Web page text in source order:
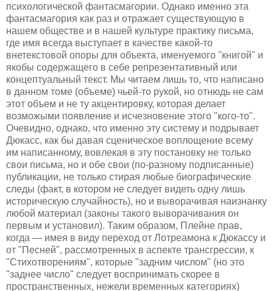
психологической фантасмагории. Однако именно эта
фантасмагория как раз и отражает существующую в
нашем обществе и в нашей культуре практику письма,
где имя всегда выступает в качестве какой-то
внетекстовой опоры для объекта, именуемого "книгой" и
якобы содержащего в себе репрезентативный или
концептуальный текст. Мы читаем лишь то, что написано
в данном томе (объеме) чьей-то рукой, но отнюдь не сам
этот объем и не ту акцентировку, которая делает
возможыми появление и исчезновение этого "кого-то".
Очевидно, однако, что именно эту систему и подрывает
Дюкасс, как бы давая сценическое воплощение всему
им написанному, вовлекая в эту постановку не только
свои письма, но и обе свои (по-разному подписанные)
публикации, не только стирая любые биографические
следы (факт, в котором не следует видеть одну лишь
историческую случайность), но и выворачивая наизнанку
любой материал (законы такого выворачивания он
первым и установил). Таким образом, Плейне прав,
когда — имея в виду переход от Лотреамона к Дюкассу и
от "Песней", рассмотренных в аспекте трансгрессии, к
"Стихотворениям", которые "задним числом" (но это
"заднее число" следует воспринимать скорее в
пространственных, нежели временных категориях)